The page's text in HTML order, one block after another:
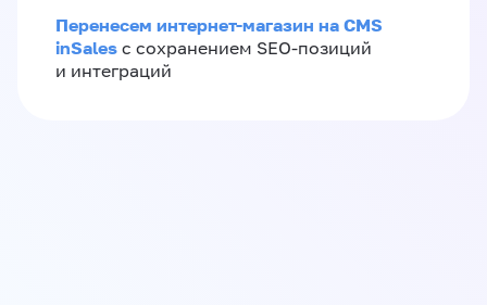
Перенесем интернет-магазин на CMS
inSales с сохранением SEO-позиций
и интеграций